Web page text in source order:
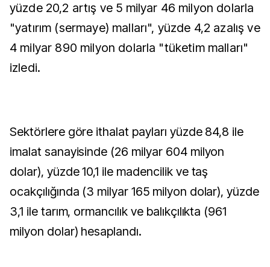
yüzde 20,2 artış ve 5 milyar 46 milyon dolarla
"yatırım (sermaye) malları", yüzde 4,2 azalış ve
4 milyar 890 milyon dolarla "tüketim malları"
izledi.
Sektörlere göre ithalat payları yüzde 84,8 ile
imalat sanayisinde (26 milyar 604 milyon
dolar), yüzde 10,1 ile madencilik ve taş
ocakçılığında (3 milyar 165 milyon dolar), yüzde
3,1 ile tarım, ormancılık ve balıkçılıkta (961
milyon dolar) hesaplandı.